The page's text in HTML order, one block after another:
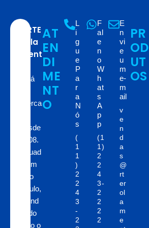
RTE
Rola
ment
está
merca
desde
2008.
Situad
a em
São
Paulo,
atend
endo
todo o
AT
EN
DI
ME
NT
O
L
i
g
u
e
P
a
r
a
N
ó
s
(
1
1
)
2
2
4
3
-
2
F
al
e
n
o
W
h
at
s
A
p
p
(1
1)
2
2
4
3-
2
2
2
2
E
n
vi
e
u
m
e-
m
ail
v
e
n
d
a
s
@
rt
er
ol
a
m
e
PR
OD
UT
OS